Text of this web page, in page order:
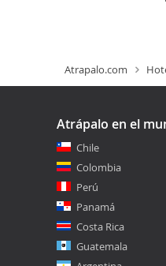
Atrapalo.com
Atrápalo en el
Chile
Colombia
Perú
Panamá
Costa Rica
Guatemala